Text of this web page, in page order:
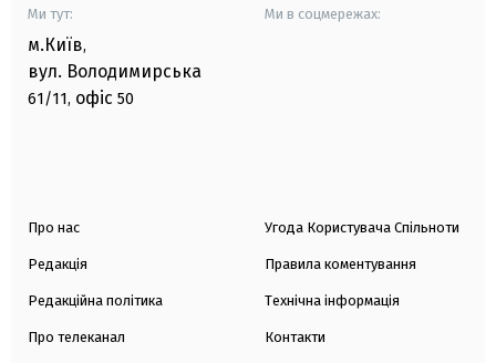
Ми тут:
м.Київ,
вул. Володимирська
61/11, офіс 50
Ми в соцмережах:
Про нас
Редакція
Редакційна політика
Про телеканал
Угода Користувача Спільноти
Правила коментування
Технічна інформація
Контакти